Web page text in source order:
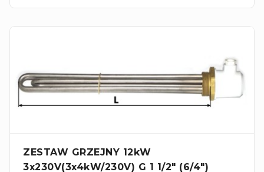
ZESTAW GRZEJNY 12kW
3x230V(3x4kW/230V) G 1 1/2" (6/4")